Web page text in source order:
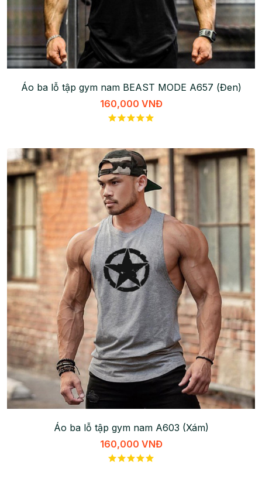
Áo ba lỗ tập gym nam BEAST MODE A657 (Đen)
160,000 VNĐ
Áo ba lỗ tập gym nam A603 (Xám)
160,000 VNĐ